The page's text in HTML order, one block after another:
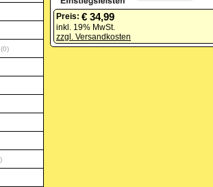
0
Preis: € 34,99
inkl. 19% MwSt.
zzgl. Versandkosten